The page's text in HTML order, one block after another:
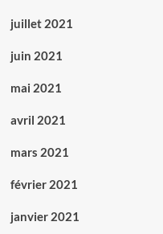
juillet 2021
juin 2021
mai 2021
avril 2021
mars 2021
février 2021
janvier 2021